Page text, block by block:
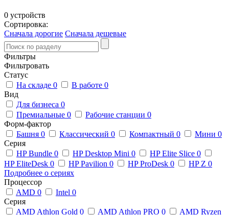
0 устройств
Сортировка:
Сначала дорогие Сначала дешевые
Фильтры
Фильтровать
Статус
На складе 0 В работе 0
Вид
Для бизнеса 0
Премиальные 0 Рабочие станции 0
Форм-фактор
Башня 0 Классический 0 Компактный 0 Мини 0
Серия
HP Bundle 0 HP Desktop Mini 0 HP Elite Slice 0
HP EliteDesk 0 HP Pavilion 0 HP ProDesk 0 HP Z 0
Подробнее о сериях
Процессор
AMD 0 Intel 0
Серия
AMD Athlon Gold 0 AMD Athlon PRO 0 AMD Ryzen